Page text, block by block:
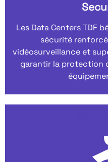
Les Data Centers TDF
sécurité
vidéosurveillance et
garantir la protection